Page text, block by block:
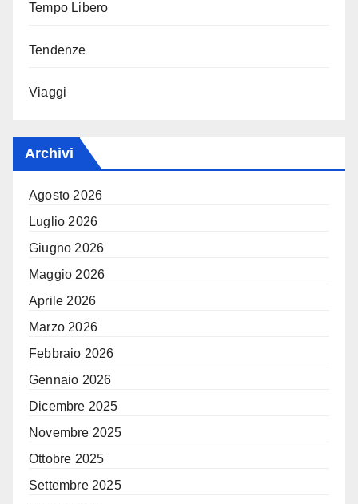
Tempo Libero
Tendenze
Viaggi
Archivi
Agosto 2026
Luglio 2026
Giugno 2026
Maggio 2026
Aprile 2026
Marzo 2026
Febbraio 2026
Gennaio 2026
Dicembre 2025
Novembre 2025
Ottobre 2025
Settembre 2025